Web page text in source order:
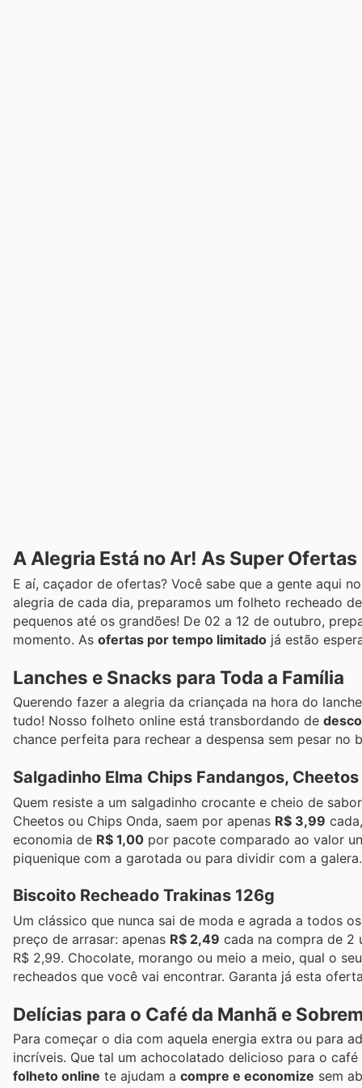
A Alegria Está no Ar! As Super
E aí, caçador de ofertas? Você sabe que a gente aqui
alegria de cada dia, preparamos um folheto recheado
pequenos até os grandões! De 02 a 12 de outubro,
momento. As ofertas por tempo limitado já estão
Lanches e Snacks para Toda a Família
Querendo fazer a alegria da criançada na hora do
tudo! Nosso folheto online está transbordando de
chance perfeita para rechear a despensa sem pesar no
Salgadinho Elma Chips Fandangos,
Quem resiste a um salgadinho crocante e cheio de
Cheetos ou Chips Onda, saem por apenas R$ 3,99
economia de R$ 1,00 por pacote comparado ao valor
piquenique com a garotada ou para dividir com a
Biscoito Recheado Trakinas 126g
Um clássico que nunca sai de moda e agrada a todos
preço de arrasar: apenas R$ 2,49 cada na compra de 2
R$ 2,99. Chocolate, morango ou meio a meio, qual o
recheados que você vai encontrar. Garanta já esta
Delícias para o Café da Manhã e
Para começar o dia com aquela energia extra ou para
incríveis. Que tal um achocolatado delicioso para o
folheto online te ajudam a compre e economize sem